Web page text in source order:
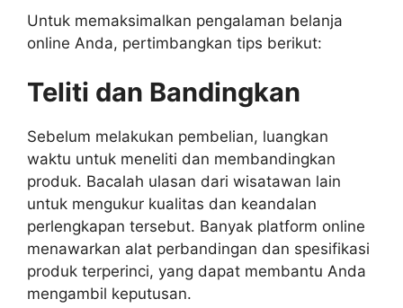
Untuk memaksimalkan pengalaman belanja
online Anda, pertimbangkan tips berikut:
Teliti dan Bandingkan
Sebelum melakukan pembelian, luangkan
waktu untuk meneliti dan membandingkan
produk. Bacalah ulasan dari wisatawan lain
untuk mengukur kualitas dan keandalan
perlengkapan tersebut. Banyak platform online
menawarkan alat perbandingan dan spesifikasi
produk terperinci, yang dapat membantu Anda
mengambil keputusan.